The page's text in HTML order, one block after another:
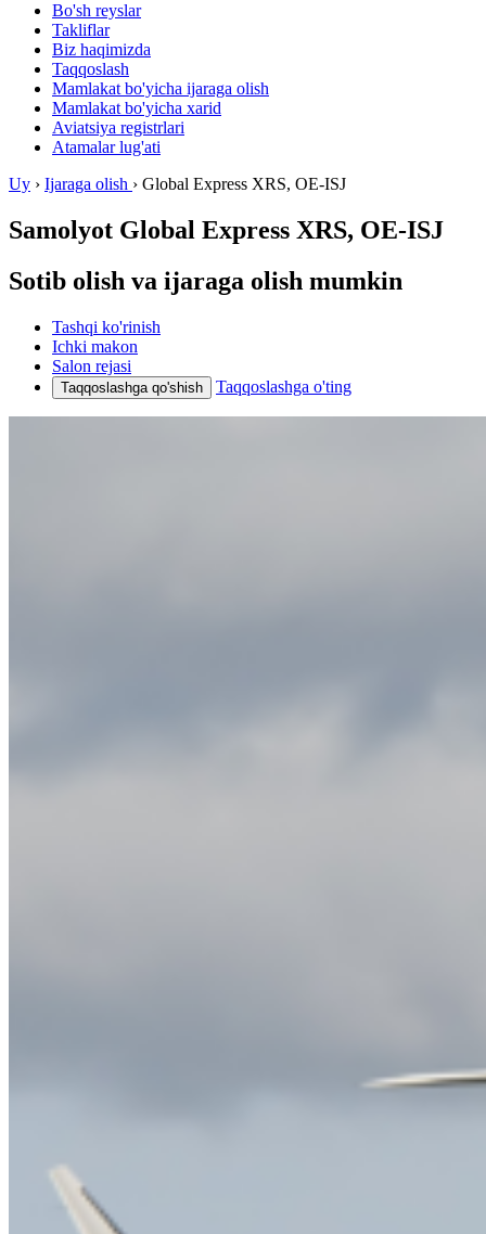
Bo'sh reyslar
Takliflar
Biz haqimizda
Taqqoslash
Mamlakat bo'yicha ijaraga olish
Mamlakat bo'yicha xarid
Aviatsiya registrlari
Atamalar lug'ati
Uy › Ijaraga olish › Global Express XRS, OE-ISJ
Samolyot Global Express XRS, OE-ISJ
Sotib olish va ijaraga olish mumkin
Tashqi ko'rinish
Ichki makon
Salon rejasi
Taqqoslashga qo'shish Taqqoslashga o'ting